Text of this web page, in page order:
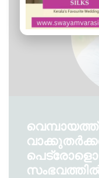
സംഭവത്തിൽ